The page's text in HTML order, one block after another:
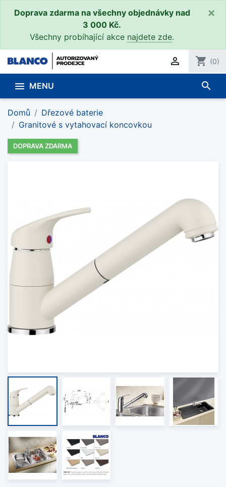
Doprava zdarma na všechny objednávky nad
3 000 Kč.
Všechny probíhající akce najdete zde.
×
 shopping_cart (0)
 MENU search
Domů
Dřezové baterie
Granitové s vytahovací koncovkou
DOPRAVA ZDARMA